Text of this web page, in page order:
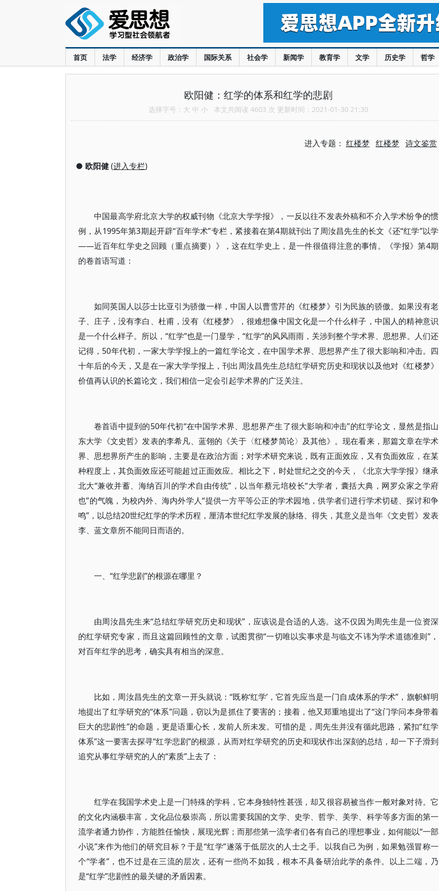
首页 法学 经济学 政治学 国际关系 社会学 新闻学 教育学 文学 历史学 哲学
欧阳健：红学的体系和红学的悲剧
选择字号： 大 中 小 本文共阅读 4603 次 更新时间：2021-01-30 21:30
进入专题： 红楼梦 红楼梦 诗文鉴赏
● 欧阳健(进入专栏)
中国最高学府北京大学的权威刊物《北京大学学报》，一反以往不发表外稿和不介入学术纷争的惯
例，从1995年第3期起开辟“百年学术”专栏，紧接着在第4期就刊出了周汝昌先生的长文《还“红学”以学
——近百年红学史之回顾（重点摘要）》，这在红学史上，是一件很值得注意的事情。《学报》第4期
的卷首语写道：
如同英国人以莎士比亚引为骄傲一样，中国人以曹雪芹的《红楼梦》引为民族的骄傲。如果没有老
子、庄子，没有李白、杜甫，没有《红楼梦》，很难想像中国文化是一个什么样子，中国人的精神意识
是一个什么样子。所以，“红学”也是一门显学，“红学”的风风雨雨，关涉到整个学术界、思想界。人们还
记得，50年代初，一家大学学报上的一篇红学论文，在中国学术界、思想界产生了很大影响和冲击。四
十年后的今天，又是在一家大学学报上，刊出周汝昌先生总结红学研究历史和现状以及他对《红楼梦》
价值再认识的长篇论文，我们相信一定会引起学术界的广泛关注。
卷首语中提到的50年代初“在中国学术界、思想界产生了很大影响和冲击”的红学论文，显然是指山
东大学《文史哲》发表的李希凡、蓝翎的《关于〈红楼梦简论〉及其他》。现在看来，那篇文章在学术
界、思想界所产生的影响，主要是在政治方面；对学术研究来说，既有正面效应，又有负面效应，在某
种程度上，其负面效应还可能超过正面效应。相比之下，时处世纪之交的今天，《北京大学学报》继承
北大“兼收并蓄、海纳百川的学术自由传统”，以当年蔡元培校长“大学者，囊括大典，网罗众家之学府
也”的气魄，为校内外、海内外学人“提供一方平等公正的学术园地，供学者们进行学术切磋、探讨和争
鸣”，以总结20世纪红学的学术历程，厘清本世纪红学发展的脉络、得失，其意义是当年《文史哲》发表
李、蓝文章所不能同日而语的。
一、“红学悲剧”的根源在哪里？
由周汝昌先生来“总结红学研究历史和现状”，应该说是合适的人选。这不仅因为周先生是一位资深
的红学研究专家，而且这篇回顾性的文章，试图贯彻“一切唯以实事求是与临文不讳为学术道德准则”，
对百年红学的思考，确实具有相当的深意。
比如，周汝昌先生的文章一开头就说：“既称‘红学’，它首先应当是一门自成体系的学术”，旗帜鲜明
地提出了红学研究的“体系”问题，窃以为是抓住了要害的；接着，他又郑重地提出了“这门学问本身带着
巨大的悲剧性”的命题，更是语重心长，发前人所未发。可惜的是，周先生并没有循此思路，紧扣“红学
体系”这一要害去探寻“红学悲剧”的根源，从而对红学研究的历史和现状作出深刻的总结，却一下子滑到
追究从事红学研究的人的“素质”上去了：
红学在我国学术史上是一门特殊的学科，它本身独特性甚强，却又很容易被当作一般对象对待。它
的文化内涵极丰富，文化品位极崇高，所以需要我国的文学、史学、哲学、美学、科学等多方面的第一
流学者通力协作，方能胜任愉快，展现光辉；而那些第一流学者们各有自己的理想事业，如何能以“一部
小说”来作为他们的研究目标？于是“红学”遂落于低层次的人士之手。以我自己为例，如果勉强冒称一
个“学者”，也不过是在三流的层次，还有一些尚不如我，根本不具备研治此学的条件。以上二端，乃
是“红学”悲剧性的最关键的矛盾因素。